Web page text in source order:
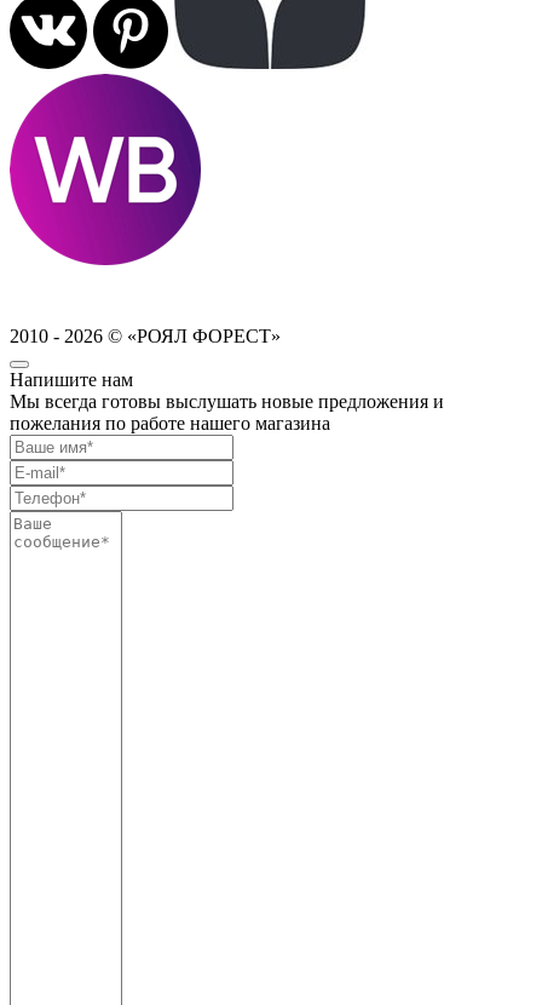
2010 - 2026 © «РОЯЛ ФОРЕСТ»
Напишите нам
Мы всегда готовы выслушать новые предложения и
пожелания по работе нашего магазина